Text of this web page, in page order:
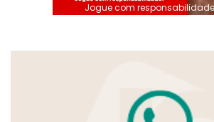
Jogue com